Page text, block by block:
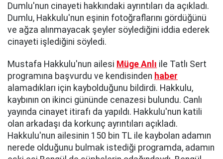
Dumlu'nun cinayeti hakkındaki ayrıntıları da açıkladı.
Dumlu, Hakkulu'nun eşinin fotoğraflarını gördüğünü
ve ağza alınmayacak şeyler söylediğini iddia ederek
cinayeti işlediğini söyledi.
Mustafa Hakkulu'nun ailesi Müge Anlı ile Tatlı Sert
programına başvurdu ve kendisinden haber
alamadıkları için kaybolduğunu bildirdi. Hakkulu,
kaybının on ikinci gününde cenazesi bulundu. Canlı
yayında cinayet itirafı da yapıldı. Hakkulu'nun katili
olan arkadaşı da korkunç ayrıntıları açıkladı.
Hakkulu'nun ailesinin 150 bin TL ile kaybolan adamın
nerede olduğunu bulmak istediği programda, adamın